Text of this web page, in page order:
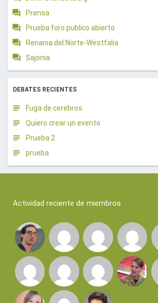
Prensa
Prueba foro publico abierto
Renania del Norte-Westfalia
Sajonia
DEBATES RECIENTES
Fuga de cerebros
Quiero crear un evento
Prueba 2
prueba
Actividad reciente de miembros